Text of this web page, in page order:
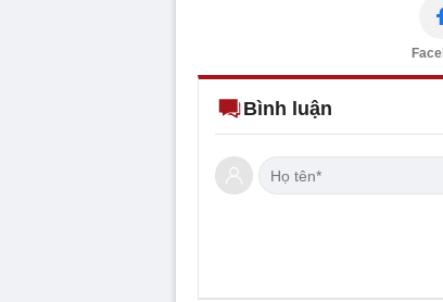
Bình luận